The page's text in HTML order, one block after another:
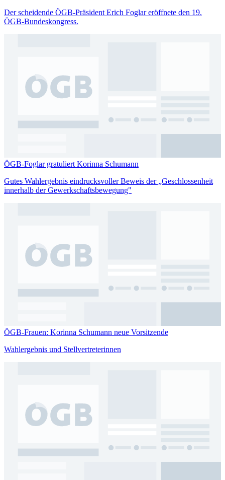
Der scheidende ÖGB-Präsident Erich Foglar eröffnete den 19.
ÖGB-Bundeskongress.
ÖGB-Foglar gratuliert Korinna Schumann
Gutes Wahlergebnis eindrucksvoller Beweis der „Geschlossenheit
innerhalb der Gewerkschaftsbewegung"
ÖGB-Frauen: Korinna Schumann neue Vorsitzende
Wahlergebnis und Stellvertreterinnen